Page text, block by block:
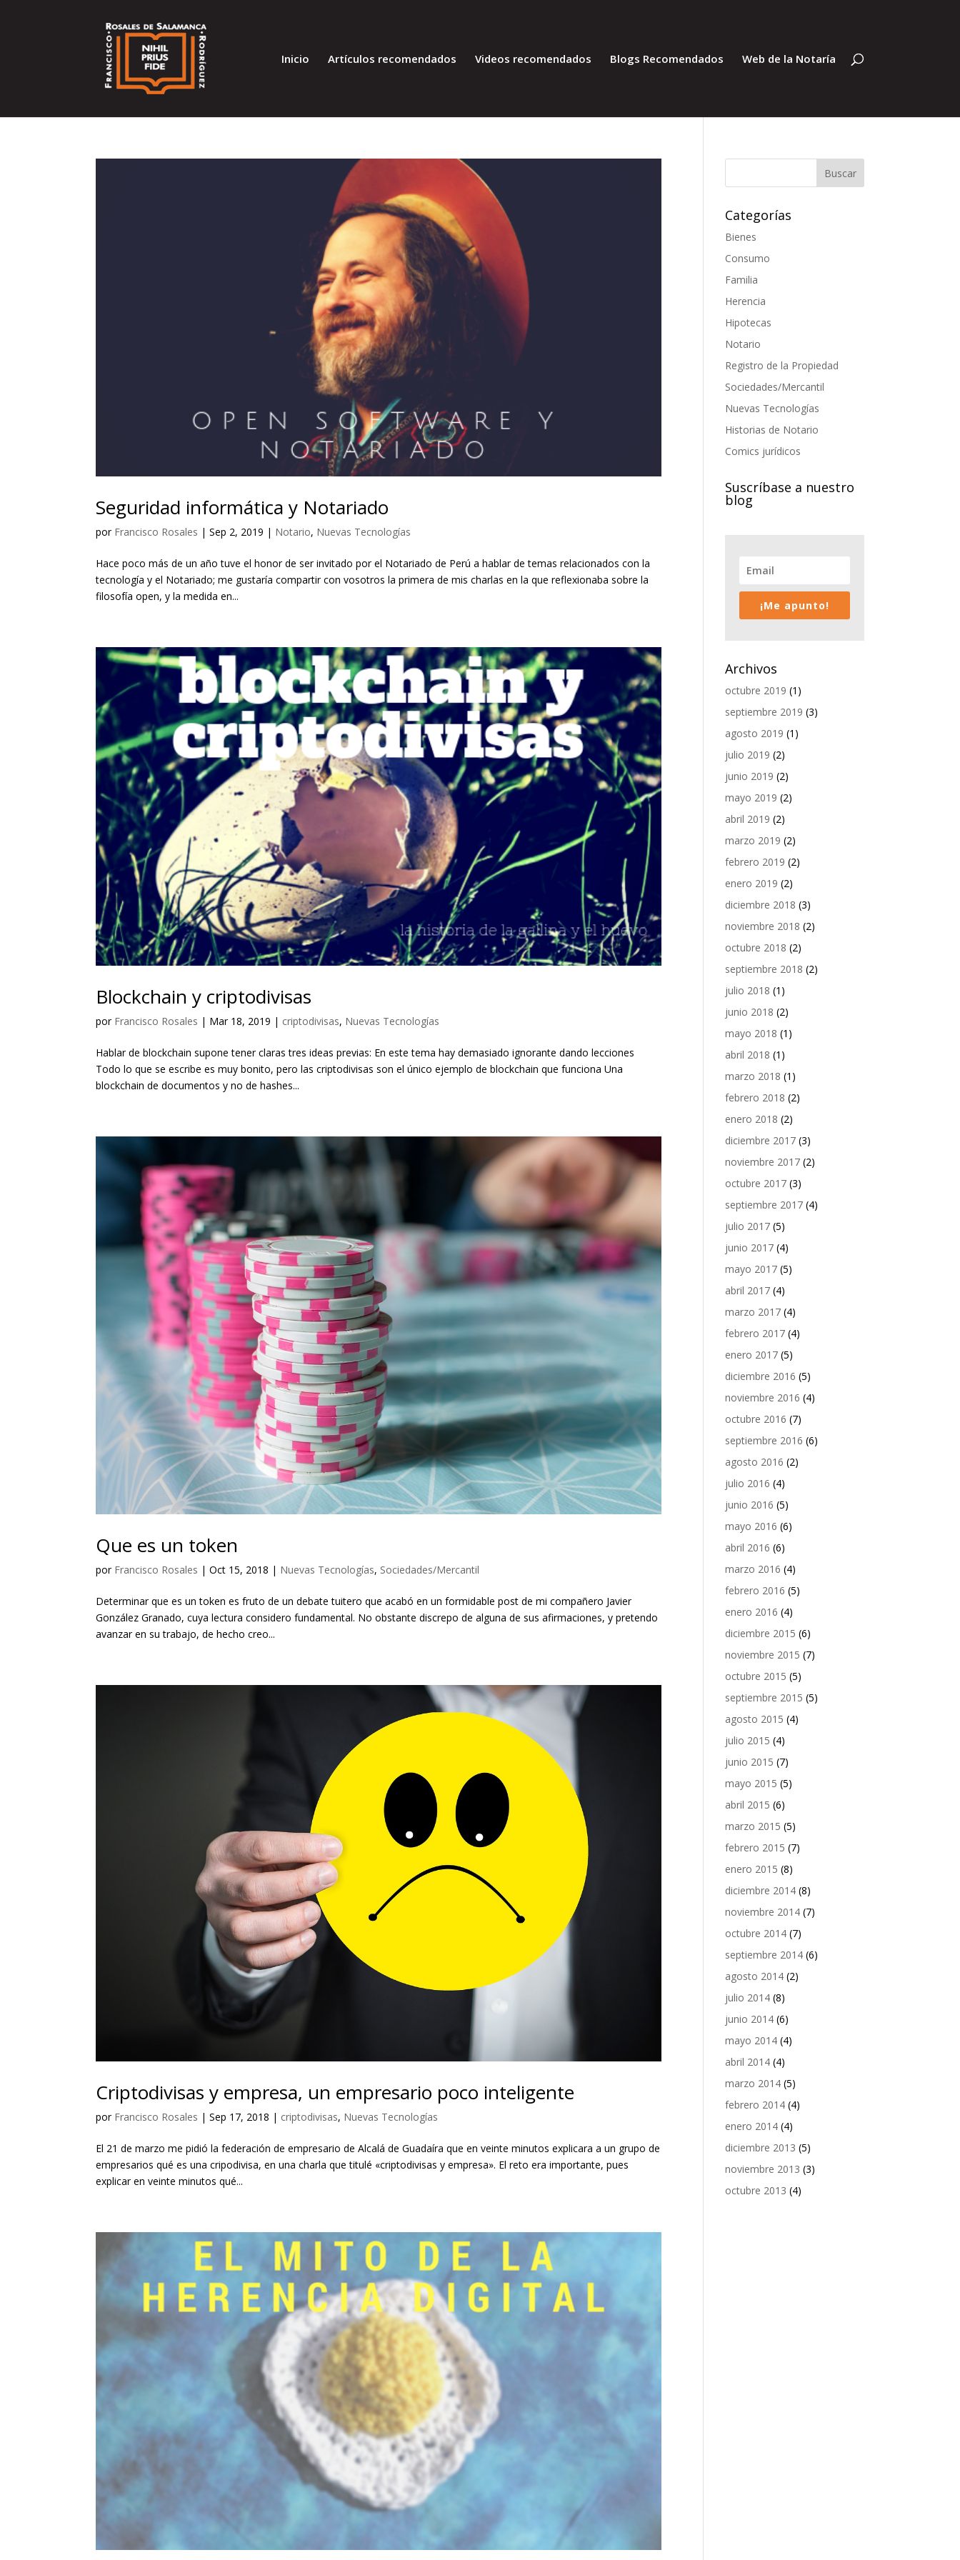
Inicio Artículos recomendados Videos recomendados Blogs Recomendados Web de la Notaría
Seguridad informática y Notariado
por Francisco Rosales |Sep 2, 2019 | Notario, Nuevas Tecnologías
Hace poco más de un año tuve el honor de ser invitado por el Notariado de Perú a hablar de temas relacionados con la
tecnología y el Notariado; me gustaría compartir con vosotros la primera de mis charlas en la que reflexionaba sobre la
filosofía open, y la medida en...
Blockchain y criptodivisas
por Francisco Rosales | Mar 18, 2019 | criptodivisas, Nuevas Tecnologías
Hablar de blockchain supone tener claras tres ideas previas: En este tema hay demasiado ignorante dando lecciones
Todo lo que se escribe es muy bonito, pero las criptodivisas son el único ejemplo de blockchain que funciona Una
blockchain de documentos y no de hashes...
Que es un token
por Francisco Rosales |Oct 15, 2018 | Nuevas Tecnologías, Sociedades/Mercantil
Determinar que es un token es fruto de un debate tuitero que acabó en un formidable post de mi compañero Javier
González Granado, cuya lectura considero fundamental. No obstante discrepo de alguna de sus afirmaciones, y pretendo
avanzar en su trabajo, de hecho creo...
Criptodivisas y empresa, un empresario poco inteligente
por Francisco Rosales |Sep 17, 2018 | criptodivisas, Nuevas Tecnologías
El 21 de marzo me pidió la federación de empresario de Alcalá de Guadaíra que en veinte minutos explicara a un grupo de
empresarios qué es una cripodivisa, en una charla que titulé «criptodivisas y empresa». El reto era importante, pues
explicar en veinte minutos qué...
Categorías
Bienes
Consumo
Familia
Herencia
Hipotecas
Notario
Registro de la Propiedad
Sociedades/Mercantil
Nuevas Tecnologías
Historias de Notario
Comics jurídicos
Suscríbase a nuestro
blog
¡Me apunto!
Archivos
octubre 2019 (1)
septiembre 2019 (3)
agosto 2019 (1)
julio 2019 (2)
junio 2019 (2)
mayo 2019 (2)
abril 2019 (2)
marzo 2019 (2)
febrero 2019 (2)
enero 2019 (2)
diciembre 2018 (3)
noviembre 2018 (2)
octubre 2018 (2)
septiembre 2018 (2)
julio 2018 (1)
junio 2018 (2)
mayo 2018 (1)
abril 2018 (1)
marzo 2018 (1)
febrero 2018 (2)
enero 2018 (2)
diciembre 2017 (3)
noviembre 2017 (2)
octubre 2017 (3)
septiembre 2017 (4)
julio 2017 (5)
junio 2017 (4)
mayo 2017 (5)
abril 2017 (4)
marzo 2017 (4)
febrero 2017 (4)
enero 2017 (5)
diciembre 2016 (5)
noviembre 2016 (4)
octubre 2016 (7)
septiembre 2016 (6)
agosto 2016 (2)
julio 2016 (4)
junio 2016 (5)
mayo 2016 (6)
abril 2016 (6)
marzo 2016 (4)
febrero 2016 (5)
enero 2016 (4)
diciembre 2015 (6)
noviembre 2015 (7)
octubre 2015 (5)
septiembre 2015 (5)
agosto 2015 (4)
julio 2015 (4)
junio 2015 (7)
mayo 2015 (5)
abril 2015 (6)
marzo 2015 (5)
febrero 2015 (7)
enero 2015 (8)
diciembre 2014 (8)
noviembre 2014 (7)
octubre 2014 (7)
septiembre 2014 (6)
agosto 2014 (2)
julio 2014 (8)
junio 2014 (6)
mayo 2014 (4)
abril 2014 (4)
marzo 2014 (5)
febrero 2014 (4)
enero 2014 (4)
diciembre 2013 (5)
noviembre 2013 (3)
octubre 2013 (4)